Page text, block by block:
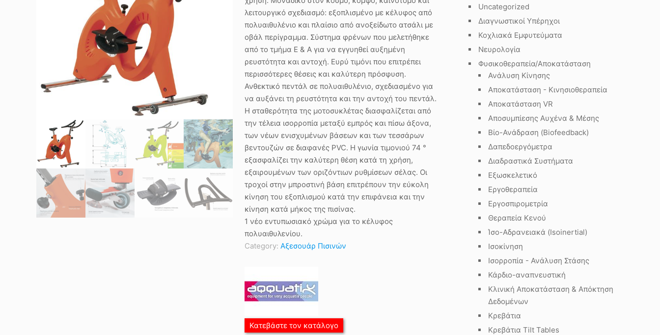
λειτουργικό σχεδιασμό: εξοπλισμένο με κέλυφος από
πολυαιθυλένιο και πλαίσιο από ανοξείδωτο ατσάλι με
οβάλ περίγραμμα. Σύστημα φρένων που μελετήθηκε
από το τμήμα Ε & Α για να εγγυηθεί αυξημένη
ρευστότητα και αντοχή. Ευρύ τιμόνι που επιτρέπει
περισσότερες θέσεις και καλύτερη πρόσφυση.
Ανθεκτικό πεντάλ σε πολυαιθυλένιο, σχεδιασμένο για
να αυξάνει τη ρευστότητα και την αντοχή του πεντάλ.
Η σταθερότητα της μοτοσυκλέτας διασφαλίζεται από
την τέλεια ισορροπία μεταξύ εμπρός και πίσω άξονα,
των νέων ενισχυμένων βάσεων και των τεσσάρων
βεντουζών σε διαφανές PVC. Η γωνία τιμονιού 74 °
εξασφαλίζει την καλύτερη θέση κατά τη χρήση,
εξαιρουμένων των οριζόντιων ρυθμίσεων σέλας. Οι
τροχοί στην μπροστινή βάση επιτρέπουν την εύκολη
κίνηση του εξοπλισμού κατά την επιφάνεια και την
κίνηση κατά μήκος της πισίνας.
1 νέο εντυπωσιακό χρώμα για το κέλυφος
πολυαιθυλενίου.
Category: Αξεσουάρ Πισινών
Κατεβάστε τον κατάλογο
Uncategorized
Διαγνωστικοί Υπέρηχοι
Κοχλιακά Εμφυτεύματα
Νευρολογία
Φυσικοθεραπεία/Αποκατάσταση
Ανάλυση Κίνησης
Αποκατάσταση - Κινησιοθεραπεία
Αποκατάσταση VR
Αποσυμπίεσης Αυχένα & Μέσης
Βίο-Ανάδραση (Biofeedback)
Δαπεδοεργόμετρα
Διαδραστικά Συστήματα
Εξωσκελετικό
Εργοθεραπεία
Εργοσπιρομετρία
Θεραπεία Κενού
Ίσο-Αδρανειακά (Isoinertial)
Ισοκίνηση
Ισορροπία - Ανάλυση Στάσης
Κάρδιο-αναπνευστική
Κλινική Αποκατάσταση & Απόκτηση
Δεδομένων
Κρεβάτια
Κρεβάτια Tilt Tables